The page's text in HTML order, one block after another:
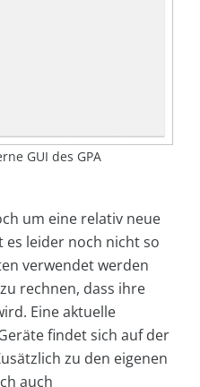
GUI des GPA
um eine relativ neue
leider noch nicht so
verwendet werden
rechnen, dass ihre
Eine aktuelle
findet sich auf der
zu den eigenen
auch